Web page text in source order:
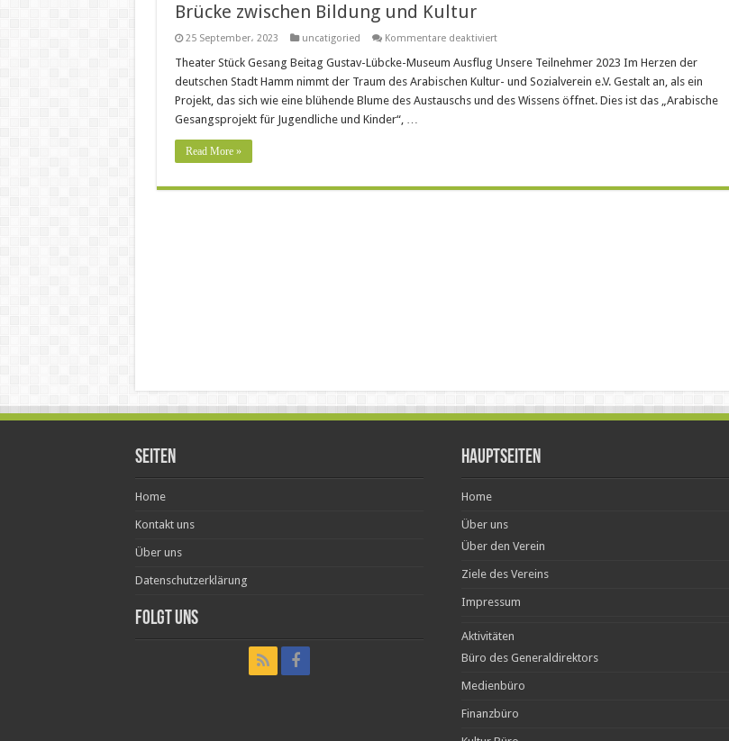
Brücke zwischen Bildung und Kultur
25 September، 2023 uncatigoried Kommentare deaktiviertfür
Arabische
für
Jugendliche
und
Kultur
Theater Stück Gesang Beitag Gustav-Lübcke-Museum Ausflug Unsere Teilnehmer 2023 Im Herzen der
deutschen Stadt Hamm nimmt der Traum des Arabischen Kultur- und Sozialverein e.V. Gestalt an, als ein
Projekt, das sich wie eine blühende Blume des Austauschs und des Wissens öffnet. Dies ist das „Arabische
Gesangsprojekt für Jugendliche und Kinder“, …
Read More »
Seiten
Home
Kontakt uns
Über uns
Datenschutzerklärung
Folgt uns
Hauptseiten
Home
Über uns
Über den Verein
Ziele des Vereins
Impressum
Aktivitäten
Büro des Generaldirektors
Medienbüro
Finanzbüro